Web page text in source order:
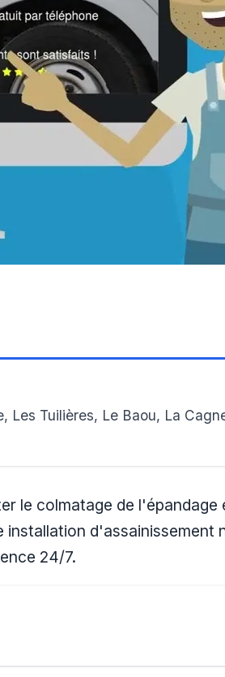
Tuilières, Le Baou, La
le colmatage de l'épandage
d'assainissement
24/7.